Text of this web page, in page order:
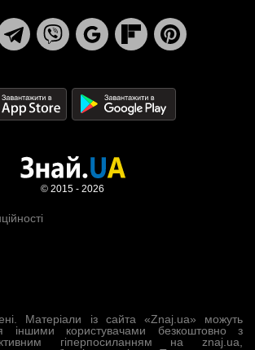
Матеріали із сайта «Znaj.ua» можуть
іншими користувачами безкоштовно з
гіперпосиланням на znaj.ua,
© 2015 - 2026